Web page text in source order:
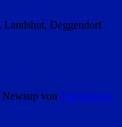
Landshut, Deggendorf
Newsup von Themeansar